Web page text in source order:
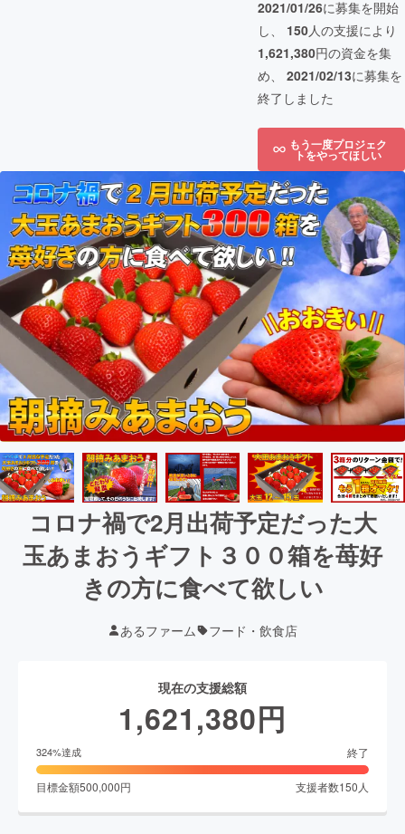
2021/01/26に募集を開始
し、 150人の支援により
1,621,380円の資金を集
め、 2021/02/13に募集を
終了しました
もう一度プロジェク
トをやってほしい
コロナ禍で2月出荷予定だった大
玉あまおうギフト３００箱を苺好
きの方に食べて欲しい
あるファーム フード・飲食店
現在の支援総額
1,621,380円
324%達成 終了
目標金額500,000円 支援者数150 人